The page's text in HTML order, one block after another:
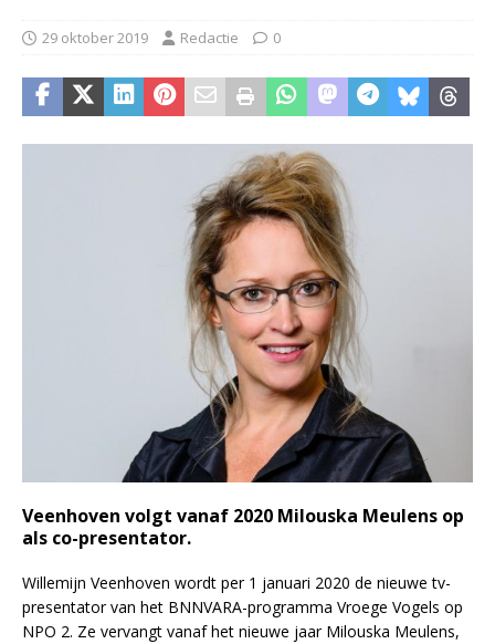
29 oktober 2019 Redactie 0
Veenhoven volgt vanaf 2020 Milouska Meulens op
als co-presentator.
Willemijn Veenhoven wordt per 1 januari 2020 de nieuwe tv-
presentator van het BNNVARA-programma Vroege Vogels op
NPO 2. Ze vervangt vanaf het nieuwe jaar Milouska Meulens,